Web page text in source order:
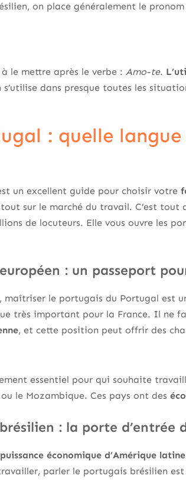
on place généralement le
le mettre après le verbe : Amo-te.
dans presque toutes les
: quelle
un excellent guide pour choisir votre
sur le marché du travail. C’est tout
de locuteurs. Elle vous ouvre les
: un passeport
maîtriser le portugais du Portugal est
très important pour la France. Il ne
, et cette position peut offrir des
essentiel pour qui souhaite
le Mozambique. Ces pays ont des
: la porte d’entrée
économique d’Amérique latine
parler le portugais brésilien est